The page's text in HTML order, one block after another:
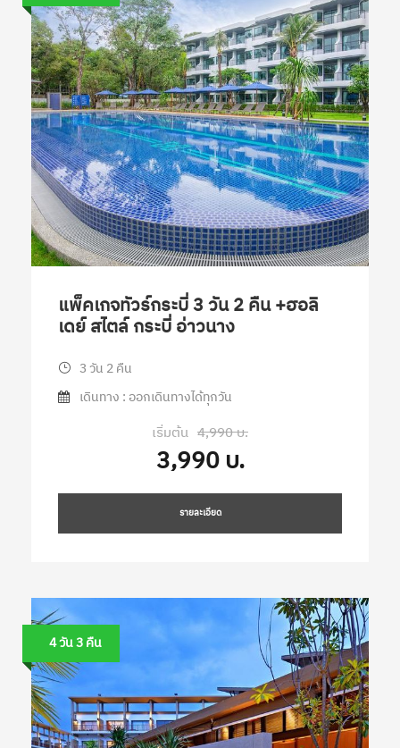
แพ็คเกจทัวร์กระบี่ 3 วัน 2 คืน +ฮอลิ
เดย์ สไตล์ กระบี่ อ่าวนาง
3 วัน 2 คืน
เดินทาง : ออกเดินทางได้ทุกวัน
เริ่มต้น 4,990 บ.
3,990 บ.
รายละเอียด
4 วัน 3 คืน